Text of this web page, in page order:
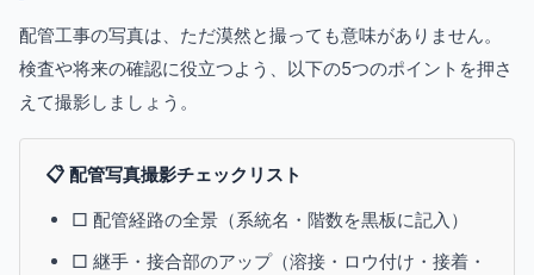
配管工事の写真は、ただ漠然と撮っても意味がありません。
検査や将来の確認に役立つよう、以下の5つのポイントを押さ
えて撮影しましょう。
📋 配管写真撮影チェックリスト
□ 配管経路の全景（系統名・階数を黒板に記入）
□ 継手・接合部のアップ（溶接・ロウ付け・接着・